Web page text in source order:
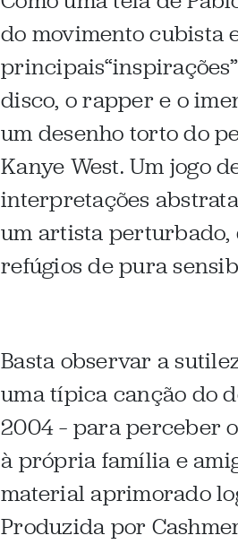
do movimento cubista
disco, o rapper e o
um desenho torto do
Kanye West. Um jogo
interpretações
um artista perturbado,
refúgios de pura
Basta observar a
uma típica canção do
2004 – para perceber
à própria família e
material aprimorado
Produzida por